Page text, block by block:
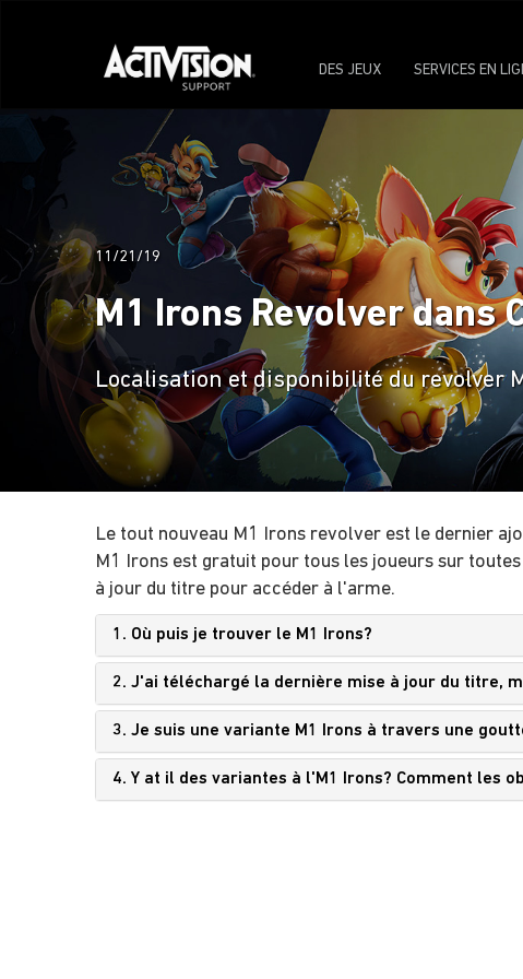
DES JEUX SERVICES EN
11/21/19
M1 Irons Revolver dans
Localisation et disponibilité du revolver
Le tout nouveau M1 Irons revolver est le dernier
M1 Irons est gratuit pour tous les joueurs sur
à jour du titre pour accéder à l'arme.
1. Où puis je trouver le M1 Irons?
2. J'ai téléchargé la dernière mise à jour du titre,
3. Je suis une variante M1 Irons à travers une
4. Y at il des variantes à l'M1 Irons? Comment les